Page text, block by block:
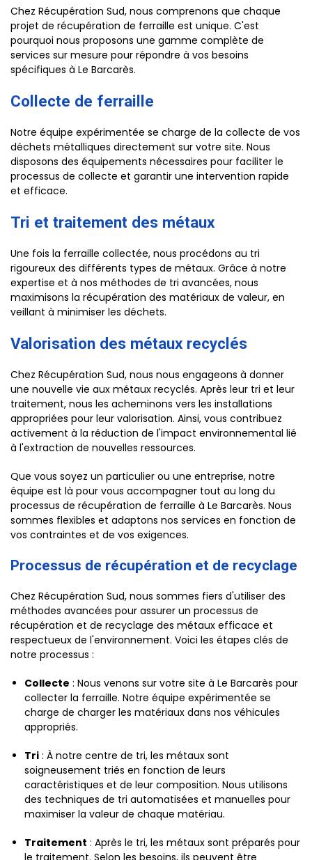
Chez Récupération Sud, nous comprenons que chaque
projet de récupération de ferraille est unique. C'est
pourquoi nous proposons une gamme complète de
services sur mesure pour répondre à vos besoins
spécifiques à Le Barcarès.
Collecte de ferraille
Notre équipe expérimentée se charge de la collecte de vos
déchets métalliques directement sur votre site. Nous
disposons des équipements nécessaires pour faciliter le
processus de collecte et garantir une intervention rapide
et efficace.
Tri et traitement des métaux
Une fois la ferraille collectée, nous procédons au tri
rigoureux des différents types de métaux. Grâce à notre
expertise et à nos méthodes de tri avancées, nous
maximisons la récupération des matériaux de valeur, en
veillant à minimiser les déchets.
Valorisation des métaux recyclés
Chez Récupération Sud, nous nous engageons à donner
une nouvelle vie aux métaux recyclés. Après leur tri et leur
traitement, nous les acheminons vers les installations
appropriées pour leur valorisation. Ainsi, vous contribuez
activement à la réduction de l'impact environnemental lié
à l'extraction de nouvelles ressources.
Que vous soyez un particulier ou une entreprise, notre
équipe est là pour vous accompagner tout au long du
processus de récupération de ferraille à Le Barcarès. Nous
sommes flexibles et adaptons nos services en fonction de
vos contraintes et de vos exigences.
Processus de récupération et de recyclage
Chez Récupération Sud, nous sommes fiers d'utiliser des
méthodes avancées pour assurer un processus de
récupération et de recyclage des métaux efficace et
respectueux de l'environnement. Voici les étapes clés de
notre processus :
Collecte : Nous venons sur votre site à Le Barcarès pour
collecter la ferraille. Notre équipe expérimentée se
charge de charger les matériaux dans nos véhicules
appropriés.
Tri : À notre centre de tri, les métaux sont
soigneusement triés en fonction de leurs
caractéristiques et de leur composition. Nous utilisons
des techniques de tri automatisées et manuelles pour
maximiser la valeur de chaque matériau.
Traitement : Après le tri, les métaux sont préparés pour